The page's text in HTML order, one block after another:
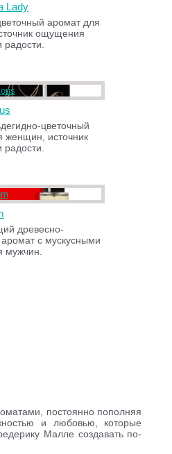
Lady
аромат для
ощущения
цветочный
женщин, источник
древесно-
с мускусными
мужчин.
постоянно пополняя
и любовью, которые
Малле создавать по-